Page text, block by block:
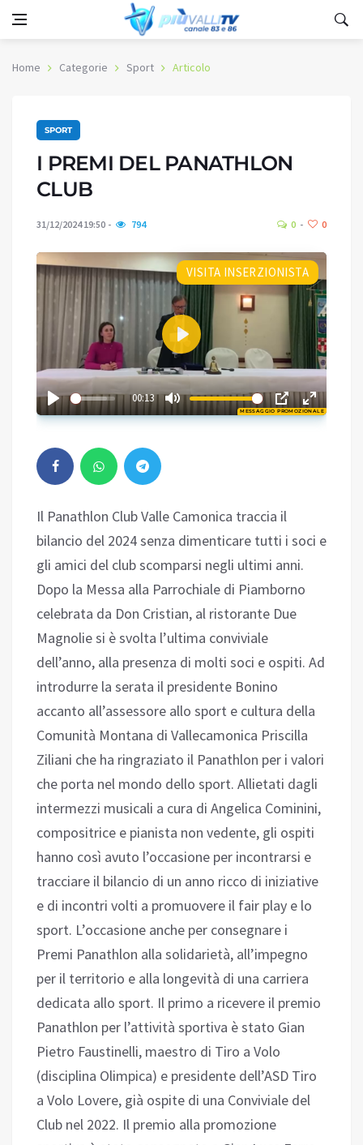
Home Categorie Sport Articolo
SPORT
I PREMI DEL PANATHLON
CLUB
31/12/2024 19:50 794 0 0
MESSAGGIO PROMOZIONALE
VISITA INSERZIONISTA
00:13
Play
02:37
Il Panathlon Club Valle Camonica traccia il
bilancio del 2024 senza dimenticare tutti i soci e
gli amici del club scomparsi negli ultimi anni.
Dopo la Messa alla Parrochiale di Piamborno
celebrata da Don Cristian, al ristorante Due
Magnolie si è svolta l’ultima conviviale
dell’anno, alla presenza di molti soci e ospiti. Ad
introdurre la serata il presidente Bonino
accanto all’assessore allo sport e cultura della
Comunità Montana di Vallecamonica Priscilla
Ziliani che ha ringraziato il Panathlon per i valori
che porta nel mondo dello sport. Allietati dagli
intermezzi musicali a cura di Angelica Cominini,
compositrice e pianista non vedente, gli ospiti
hanno così avuto l’occasione per incontrarsi e
tracciare il bilancio di un anno ricco di iniziative
e di incontri volti a promuovere il fair play e lo
sport. L’occasione anche per consegnare i
Premi Panathlon alla solidarietà, all’impegno
per il territorio e alla longevità di una carriera
dedicata allo sport. Il primo a ricevere il premio
Panathlon per l’attività sportiva è stato Gian
Pietro Faustinelli, maestro di Tiro a Volo
(disciplina Olimpica) e presidente dell’ASD Tiro
a Volo Lovere, già ospite di una Conviviale del
Club nel 2022. Il premio alla promozione